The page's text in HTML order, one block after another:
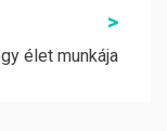
>
élet munkája